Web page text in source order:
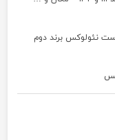
نئولوکس برند دوم